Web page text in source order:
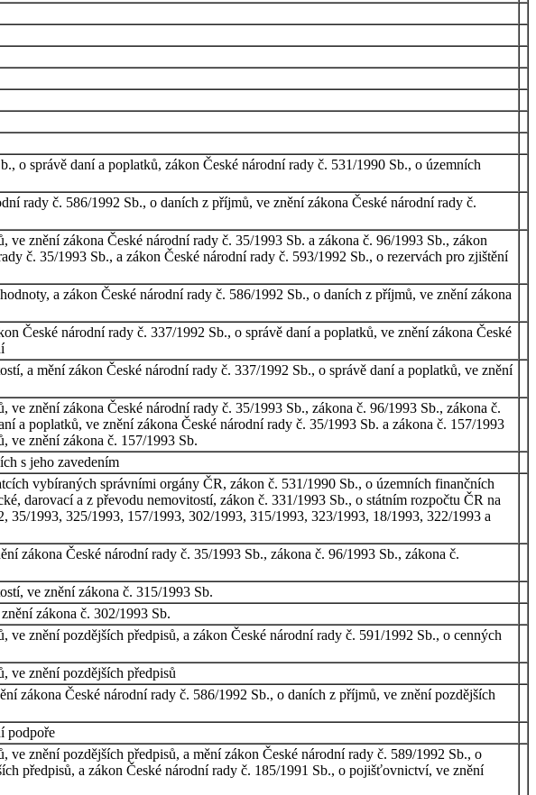
o správě daní a poplatků, zákon České národní rady č. 531/1990 Sb., o územních
rady č. 586/1992 Sb., o daních z příjmů, ve znění zákona České národní rady č.
znění zákona České národní rady č. 35/1993 Sb. a zákona č. 96/1993 Sb., zákon
č. 35/1993 Sb., a zákon České národní rady č. 593/1992 Sb., o rezervách pro zjištění
a zákon České národní rady č. 586/1992 Sb., o daních z příjmů, ve znění zákona
České národní rady č. 337/1992 Sb., o správě daní a poplatků, ve znění zákona České
a mění zákon České národní rady č. 337/1992 Sb., o správě daní a poplatků, ve znění
znění zákona České národní rady č. 35/1993 Sb., zákona č. 96/1993 Sb., zákona č.
a poplatků, ve znění zákona České národní rady č. 35/1993 Sb. a zákona č. 157/1993
ve znění zákona č. 157/1993 Sb.
s jeho zavedením
vybíraných správními orgány ČR, zákon č. 531/1990 Sb., o územních finančních
darovací a z převodu nemovitostí, zákon č. 331/1993 Sb., o státním rozpočtu ČR na
1993, 325/1993, 157/1993, 302/1993, 315/1993, 323/1993, 18/1993, 322/1993 a
zákona České národní rady č. 35/1993 Sb., zákona č. 96/1993 Sb., zákona č.
ve znění zákona č. 315/1993 Sb.
zákona č. 302/1993 Sb.
znění pozdějších předpisů, a zákon České národní rady č. 591/1992 Sb., o cenných
ve znění pozdějších předpisů
zákona České národní rady č. 586/1992 Sb., o daních z příjmů, ve znění pozdějších
podpoře
znění pozdějších předpisů, a mění zákon České národní rady č. 589/1992 Sb., o
předpisů, a zákon České národní rady č. 185/1991 Sb., o pojišťovnictví, ve znění